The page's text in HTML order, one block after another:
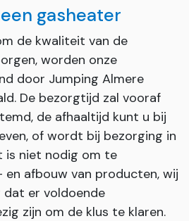
gasheater
de kwaliteit van de
worden onze
door Jumping Almere
De bezorgtijd zal vooraf
de afhaaltijd kunt u bij
of wordt bij bezorging in
is niet nodig om te
afbouw van producten, wij
er voldoende
zijn om de klus te klaren.